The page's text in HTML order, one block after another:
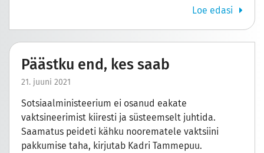
Loe edasi
Päästku end, kes saab
21. juuni 2021
Sotsiaalministeerium ei osanud eakate
vaktsineerimist kiiresti ja süsteemselt juhtida.
Saamatus peideti kähku noorematele vaktsiini
pakkumise taha, kirjutab Kadri Tammepuu.